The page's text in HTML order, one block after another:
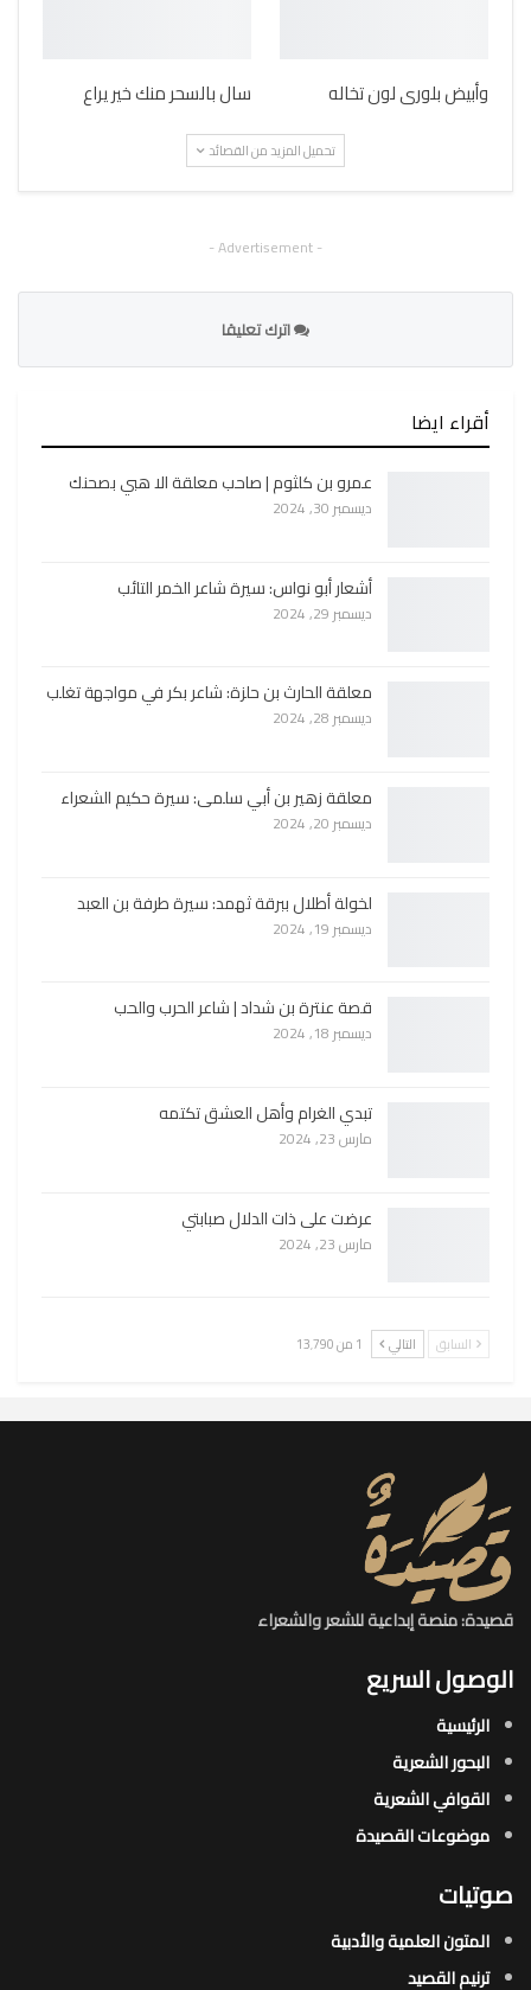
وأبيض بلورى لون تخاله سال بالسحر منك خير يراع
تحميل المزيد من القصائد
- Advertisement -
اترك تعليقا
أقراء ايضا
عمرو بن كلثوم | صاحب معلقة الا هبي بصحنك
ديسمبر 30, 2024
أشعار أبو نواس: سيرة شاعر الخمر التائب
ديسمبر 29, 2024
معلقة الحارث بن حلزة: شاعر بكر في مواجهة تغلب
ديسمبر 28, 2024
معلقة زهير بن أبي سلمى: سيرة حكيم الشعراء
ديسمبر 20, 2024
لخولة أطلال ببرقة ثهمد: سيرة طرفة بن العبد
ديسمبر 19, 2024
قصة عنترة بن شداد | شاعر الحرب والحب
ديسمبر 18, 2024
تبدي الغرام وأهل العشق تكتمه
مارس 23, 2024
عرضت على ذات الدلال صبابتي
مارس 23, 2024
السابق التالي 1 من 13٬790
قصيدة: منصة إبداعية للشعر والشعراء
الوصول السريع
الرئيسية
البحور الشعرية​
القوافي الشعرية​
موضوعات القصيدة​
صوتيات
المتون العلمية والأدبية
ترنيم القصيد